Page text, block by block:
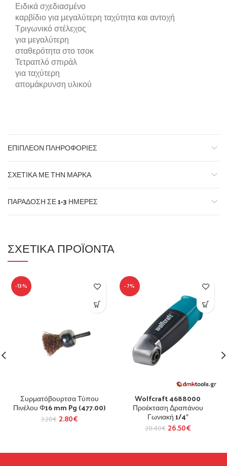
Ειδικά σχεδιασμένο
καρβίδιο για μεγαλύτερη ταχύτητα και αντοχή
Τριγωνικό στέλεχος
για μεγαλύτερη
σταθερότητα στο τσοκ
Τετραπλό σπιράλ
για ταχύτερη
απομάκρυνση υλικού
ΕΠΙΠΛΈΟΝ ΠΛΗΡΟΦΟΡΊΕΣ
ΣΧΕΤΙΚΆ ΜΕ ΤΗΝ ΜΆΡΚΑ
ΠΑΡΆΔΟΣΗ ΣΕ 1-3 ΗΜΈΡΕΣ
ΣΧΕΤΙΚΆ ΠΡΟΪΌΝΤΑ
-13%
Συρματόβουρτσα Τύπου
Πινέλου Φ16 mm Pg (477.00)
3.20€ 2.80€
-7%
Wolfcraft 4688000
Προέκταση Δραπάνου
Γωνιακή 1/4″
28.40€ 26.50€